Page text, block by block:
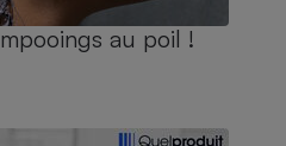
au poil !